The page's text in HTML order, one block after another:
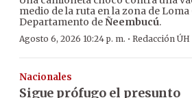
medio de la ruta en la zona de Loma
Departamento deÑeembucú.
Agosto 6, 2026 10:24 p. m. · Redacción ÚH
Nacionales
Sigue prófugo el presunto